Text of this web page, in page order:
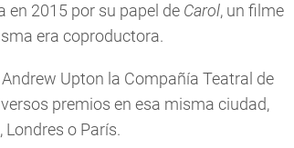
en 2015 por su papel de Carol, un filme
era coproductora.
Upton la Compañía Teatral de
premios en esa misma ciudad,
o París.